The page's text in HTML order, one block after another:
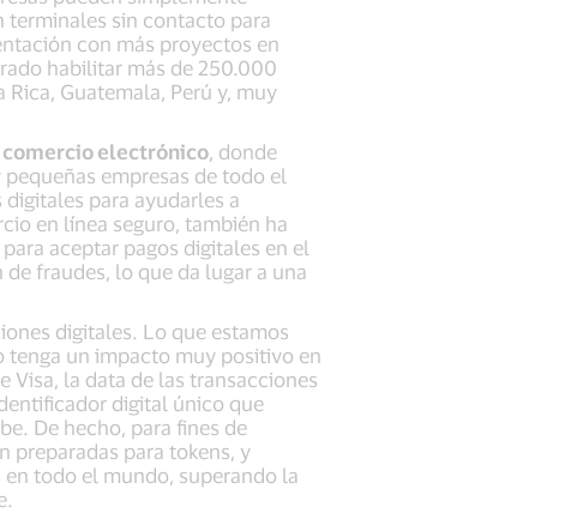
terminales sin contacto para
con más proyectos en
habilitar más de 250.000
Guatemala, Perú y, muy
comercio electrónico, donde
empresas de todo el
para ayudarles a
en línea seguro, también ha
aceptar pagos digitales en el
fraudes, lo que da lugar a una
digitales. Lo que estamos
tenga un impacto muy positivo en
Visa, la data de las transacciones
digital único que
De hecho, para fines de
preparadas para tokens, y
todo el mundo, superando la